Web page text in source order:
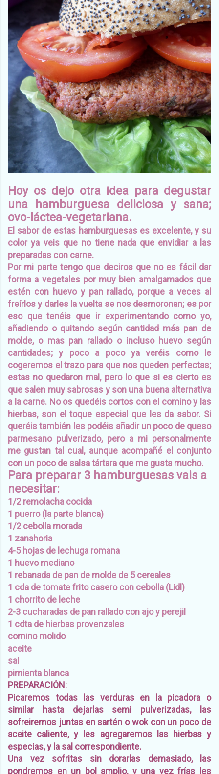
Hoy os dejo otra idea para degustar
una hamburguesa deliciosa y sana;
ovo-láctea-vegetariana.
El sabor de estas hamburguesas es excelente, y su
color ya veis que no tiene nada que envidiar a las
preparadas con carne.
Por mi parte tengo que deciros que no es fácil dar
forma a vegetales por muy bien amalgamados que
estén con huevo y pan rallado, porque a veces al
freírlos y darles la vuelta se nos desmoronan; es por
eso que tenéis que ir experimentando como yo,
añadiendo o quitando según cantidad más pan de
molde, o mas pan rallado o incluso huevo según
cantidades; y poco a poco ya veréis como le
cogeremos el trazo para que nos queden perfectas;
estas no quedaron mal, pero lo que si es cierto es
que salen muy sabrosas y son una buena alternativa
a la carne. No os quedéis cortos con el comino y las
hierbas, son el toque especial que les da sabor. Si
queréis también les podéis añadir un poco de queso
parmesano pulverizado, pero a mi personalmente
me gustan tal cual, aunque acompañé el conjunto
con un poco de salsa tártara que me gusta mucho.
Para preparar 3 hamburguesas vais a
necesitar:
1/2 remolacha cocida
1 puerro (la parte blanca)
1/2 cebolla morada
1 zanahoria
4-5 hojas de lechuga romana
1 huevo mediano
1 rebanada de pan de molde de 5 cereales
1 cda de tomate frito casero con cebolla (Lidl)
1 chorrito de leche
2-3 cucharadas de pan rallado con ajo y perejil
1 cdta de hierbas provenzales
comino molido
aceite
sal
pimienta blanca
PREPARACIÓN:
Picaremos todas las verduras en la picadora o
similar hasta dejarlas semi pulverizadas, las
sofreiremos juntas en sartén o wok con un poco de
aceite caliente, y les agregaremos las hierbas y
especias, y la sal correspondiente.
Una vez sofritas sin dorarlas demasiado, las
pondremos en un bol amplio, y una vez frías les